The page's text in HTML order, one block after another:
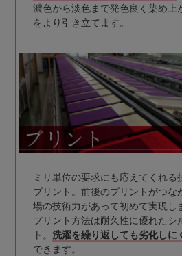
濃色から淡色まで発色良く染め上
をより引き立てます。
ミリ単位の要求にも応えてくれる
プリント。前後のプリントがつな
場の技術力があって初めて実現し
プリント方法は耐久性に優れたシ
ト。 洗濯を繰り返しても劣化しに
できます。